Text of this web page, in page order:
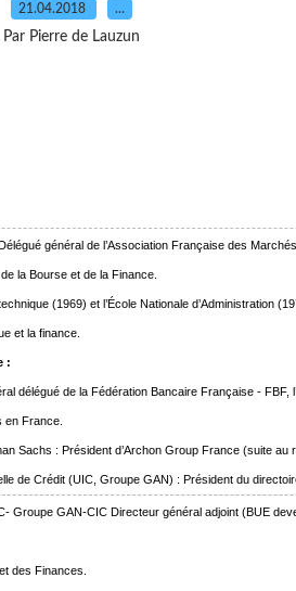
21.04.2018 …
Par Pierre de Lauzun
général de l’Association Française des
la Bourse et de la Finance.
(1969) et l’École Nationale d’Administration
et la finance.
:
délégué de la Fédération Bancaire Française - FBF,
en France.
Sachs : Président d’Archon Group France (suite au
de Crédit (UIC, Groupe GAN) : Président du
Groupe GAN-CIC Directeur général adjoint (BUE
des Finances.